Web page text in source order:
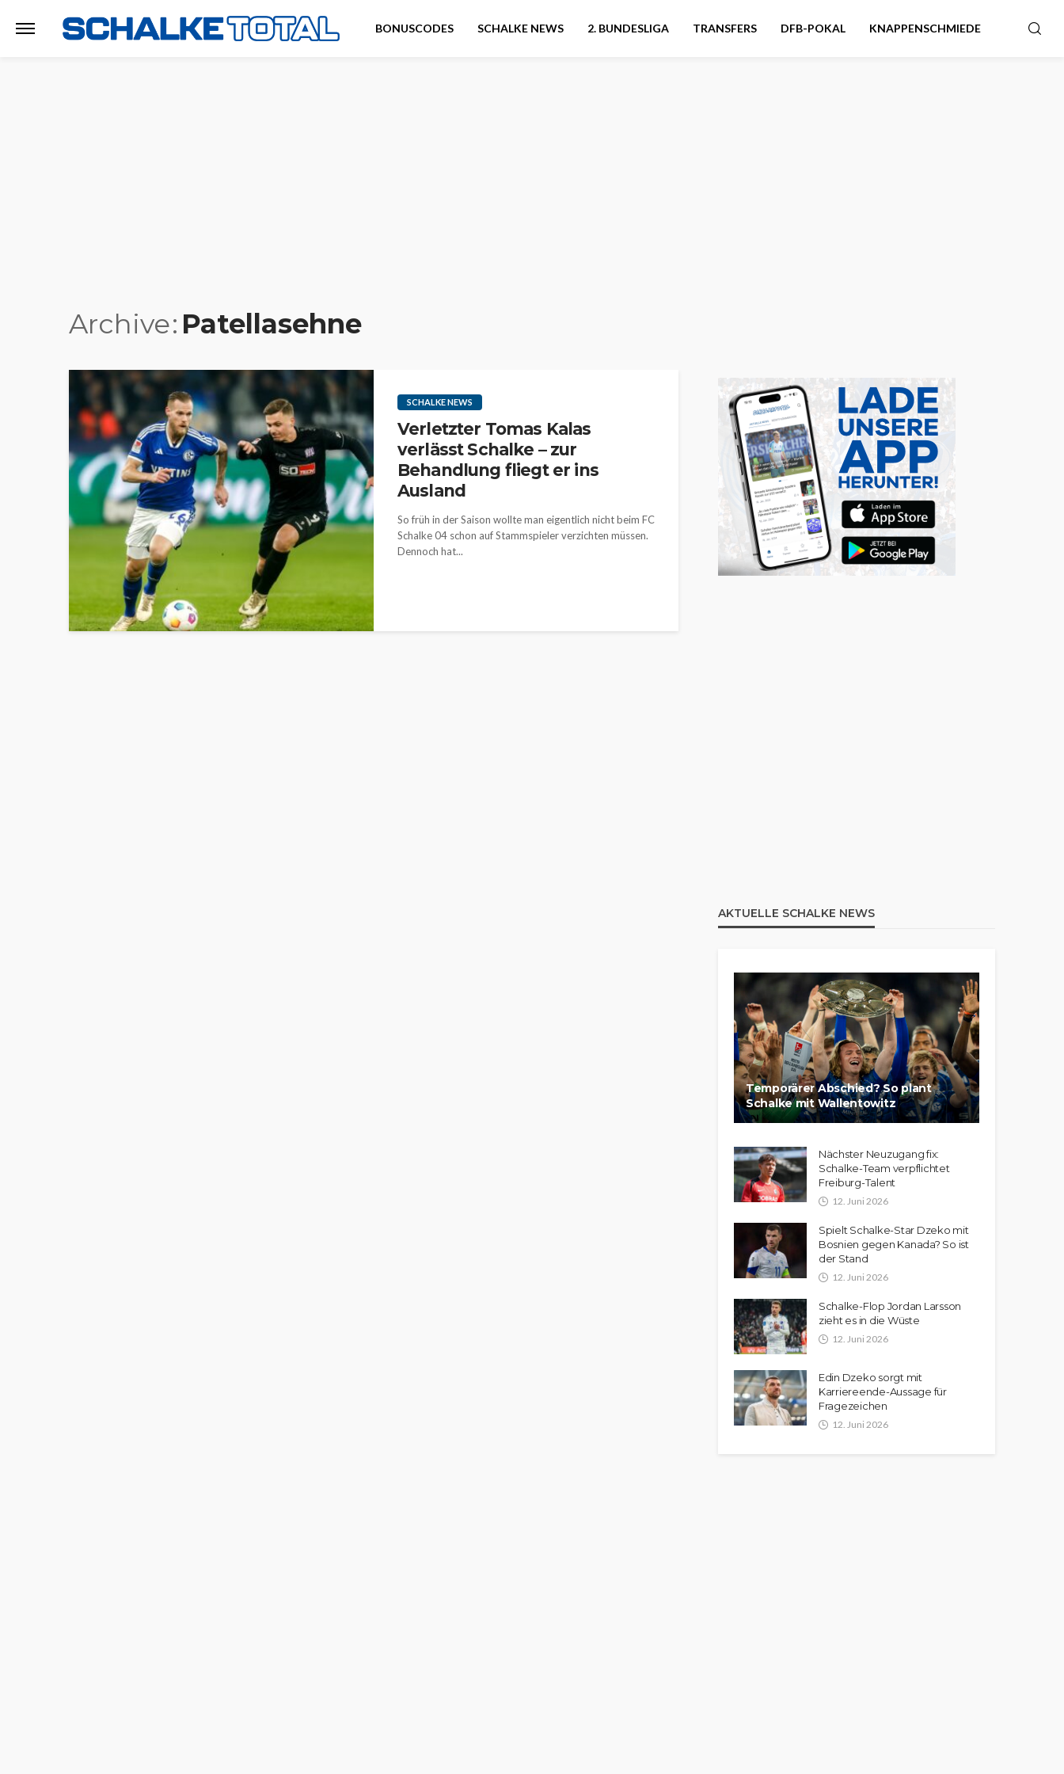
BONUSCODES SCHALKE NEWS 2. BUNDESLIGA TRANSFERS DFB-POKAL KNAPPENSCHMIEDE
Archive Patellasehne
SCHALKE NEWS
Verletzter Tomas Kalas
verlässt Schalke – zur
Behandlung fliegt er ins
Ausland
So früh in der Saison wollte man eigentlich nicht beim FC
Schalke 04 schon auf Stammspieler verzichten müssen.
Dennoch hat...
AKTUELLE SCHALKE NEWS
Temporärer Abschied? So plant
Schalke mit Wallentowitz
Nächster Neuzugang fix:
Schalke-Team verpflichtet
Freiburg-Talent
12. Juni 2026
Spielt Schalke-Star Dzeko mit
Bosnien gegen Kanada? So ist
der Stand
12. Juni 2026
Schalke-Flop Jordan Larsson
zieht es in die Wüste
12. Juni 2026
Edin Dzeko sorgt mit
Karriereende-Aussage für
Fragezeichen
12. Juni 2026